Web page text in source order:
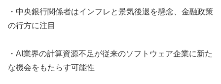
・中央銀行関係者はインフレと景気後退を懸念、金融政策
の行方に注目
・AI業界の計算資源不足が従来のソフトウェア企業に新た
な機会をもたらす可能性